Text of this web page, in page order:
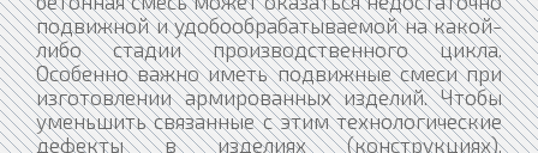
подвижной и удобообрабатываемой на какой-
либо стадии производственного цикла.
Особенно важно иметь подвижные смеси при
изготовлении армированных изделий. Чтобы
уменьшить связанные с этим технологические
дефекты в изделиях (конструкциях),